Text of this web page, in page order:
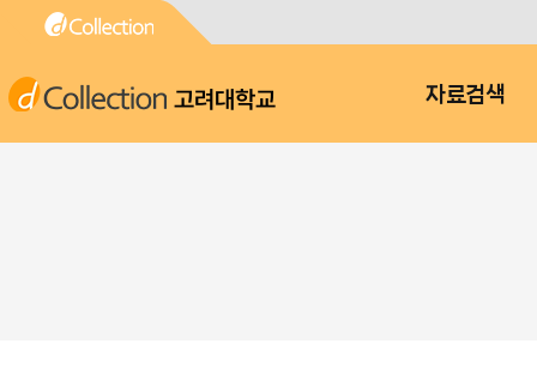
고려대학교 자료검색